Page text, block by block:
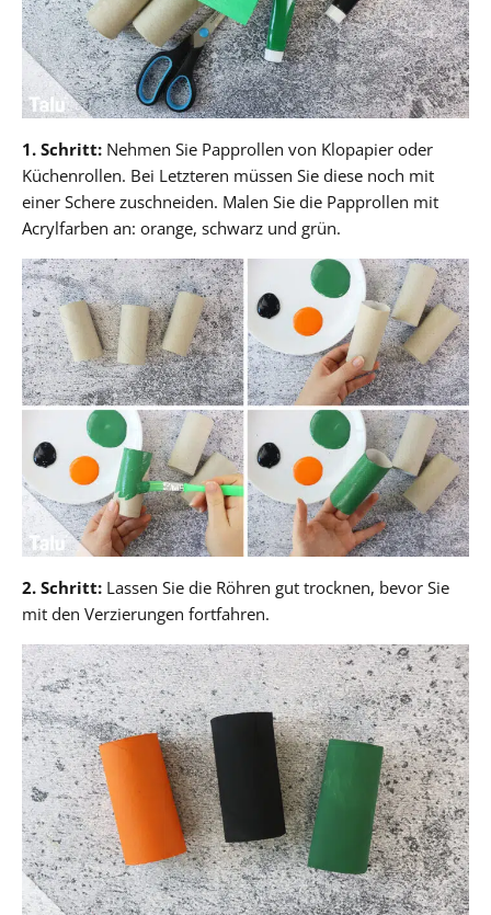
1. Schritt: Nehmen Sie Papprollen von Klopapier oder
Küchenrollen. Bei Letzteren müssen Sie diese noch mit
einer Schere zuschneiden. Malen Sie die Papprollen mit
Acrylfarben an: orange, schwarz und grün.
2. Schritt: Lassen Sie die Röhren gut trocknen, bevor Sie
mit den Verzierungen fortfahren.